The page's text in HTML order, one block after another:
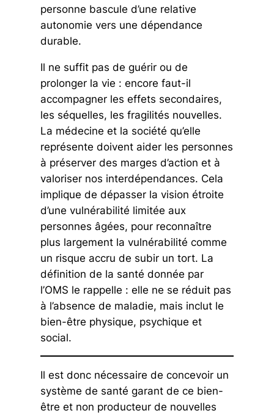
personne bascule d’une relative
autonomie vers une dépendance
durable.
Il ne suffit pas de guérir ou de
prolonger la vie : encore faut-il
accompagner les effets secondaires,
les séquelles, les fragilités nouvelles.
La médecine et la société qu’elle
représente doivent aider les personnes
à préserver des marges d’action et à
valoriser nos interdépendances. Cela
implique de dépasser la vision étroite
d’une vulnérabilité limitée aux
personnes âgées, pour reconnaître
plus largement la vulnérabilité comme
un risque accru de subir un tort. La
définition de la santé donnée par
l’OMS le rappelle : elle ne se réduit pas
à l’absence de maladie, mais inclut le
bien-être physique, psychique et
social.
Il est donc nécessaire de concevoir un
système de santé garant de ce bien-
être et non producteur de nouvelles